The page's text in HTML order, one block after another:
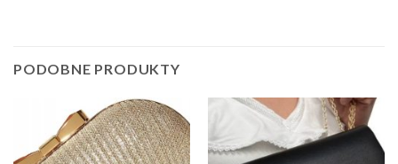
PODOBNE PRODUKTY